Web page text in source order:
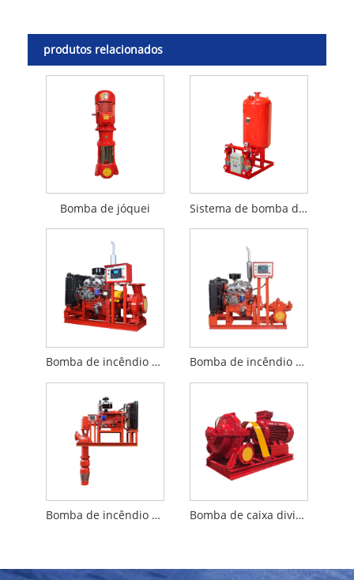
produtos relacionados
Bomba de jóquei Sistema de bomba de incêndio com duas bombas de jóquei
Bomba de incêndio a diesel do tipo acoplado fechado Bomba de incêndio diesel de caixa dividida
Bomba de incêndio diesel de eixo longo Bomba de caixa dividida